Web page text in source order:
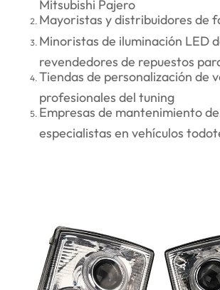
Mayoristas y distribuidores de
Minoristas de iluminación LED
revendedores de repuestos
Tiendas de personalización de
profesionales del tuning
Empresas de mantenimiento
especialistas en vehículos